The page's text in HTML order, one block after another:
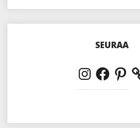
SEURAA
InstagramFacebookPinterest